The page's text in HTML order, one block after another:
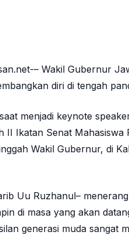
– Wakil Gubernur
diri di tengah
menjadi keynote
II Ikatan Senat
Wakil Gubernur, di
Uu Ruzhanul–
di masa yang akan
generasi muda sangat